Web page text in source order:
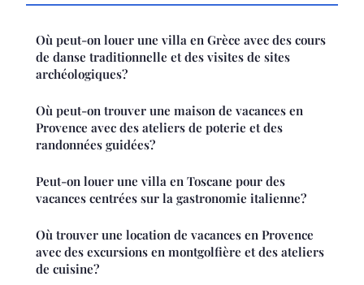
Où peut-on louer une villa en Grèce avec des cours
de danse traditionnelle et des visites de sites
archéologiques?
Où peut-on trouver une maison de vacances en
Provence avec des ateliers de poterie et des
randonnées guidées?
Peut-on louer une villa en Toscane pour des
vacances centrées sur la gastronomie italienne?
Où trouver une location de vacances en Provence
avec des excursions en montgolfière et des ateliers
de cuisine?